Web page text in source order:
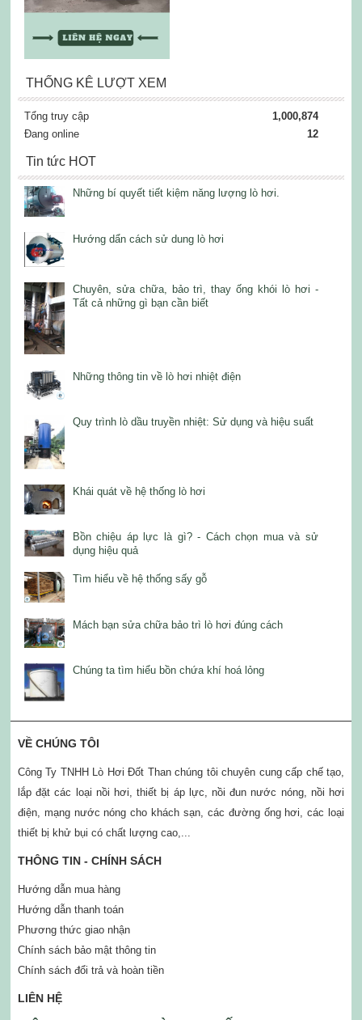
THỐNG KÊ LƯỢT XEM
Tổng truy cập
1,000,874
Đang online
12
Tin tức HOT
Những bí quyết tiết kiệm năng lượng lò hơi.
Hướng dẩn cách sử dung lò hơi
Chuyên, sửa chữa, bảo trì, thay ống khói lò hơi -
Tất cả những gì bạn cần biết
Những thông tin về lò hơi nhiệt điện
Quy trình lò dầu truyền nhiệt: Sử dụng và hiệu suất
Khái quát về hệ thống lò hơi
Bồn chiệu áp lực là gì? - Cách chọn mua và sử
dụng hiệu quả
Tìm hiểu về hệ thống sấy gỗ
Mách bạn sửa chữa bảo trì lò hơi đúng cách
Chúng ta tìm hiểu bồn chứa khí hoá lỏng
VỀ CHÚNG TÔI
Công Ty TNHH Lò Hơi Đốt Than chúng tôi chuyên cung cấp chế tạo,
lắp đặt các loại nồi hơi, thiết bị áp lực, nồi đun nước nóng, nồi hơi
điện, mạng nước nóng cho khách sạn, các đường ống hơi, các loại
thiết bị khử bụi có chất lượng cao,...
THÔNG TIN - CHÍNH SÁCH
Hướng dẫn mua hàng
Hướng dẫn thanh toán
Phương thức giao nhận
Chính sách bảo mật thông tin
Chính sách đổi trả và hoàn tiền
LIÊN HỆ